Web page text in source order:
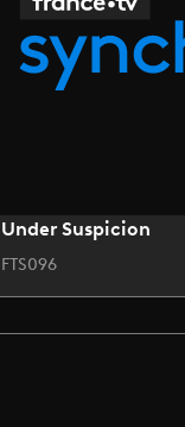
Under Suspicion
FTS096